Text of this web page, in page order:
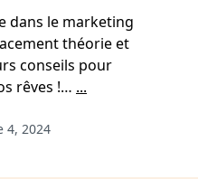
dans le marketing
théorie et
conseils pour
rêves !… ...
4, 2024